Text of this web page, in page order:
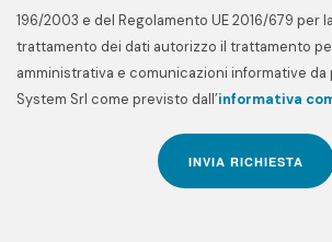
196/2003 e del Regolamento UE 2016/679 per
trattamento dei dati autorizzo il trattamento
amministrativa e comunicazioni informative da
System Srl come previsto dall’informativa
INVIA RICHIESTA